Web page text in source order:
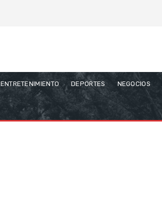
ENTRETENIMIENTO DEPORTES NEGOCIOS